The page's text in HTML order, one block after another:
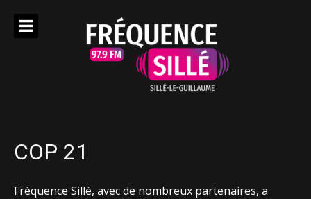
COP 21
Fréquence Sillé, avec de nombreux partenaires, a